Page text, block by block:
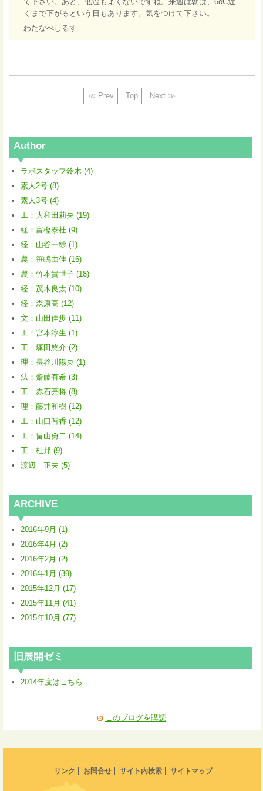
くまで下がるという日もあります。気をつけて下さい。
わたなべしるす
≪ Prev Top Next ≫
Author
ラボスタッフ鈴木 (4)
素人2号 (8)
素人3号 (4)
工：大和田莉央 (19)
経：富樫泰杜 (9)
経：山谷一紗 (1)
農：笹嶋由佳 (16)
農：竹本貴世子 (18)
経：茂木良太 (10)
経：森康高 (12)
文：山田佳歩 (11)
工：宮本淳生 (1)
工：塚田悠介 (2)
理：長谷川陽央 (1)
法：齋藤有希 (3)
工：赤石亮将 (8)
理：藤井和樹 (12)
工：山口智香 (12)
工：畠山勇二 (14)
工：杜邦 (9)
渡辺 正夫 (5)
ARCHIVE
2016年9月 (1)
2016年4月 (2)
2016年2月 (2)
2016年1月 (39)
2015年12月 (17)
2015年11月 (41)
2015年10月 (77)
旧展開ゼミ
2014年度はこちら
このブログを購読
リンク お問合せ サイト内検索 サイトマップ